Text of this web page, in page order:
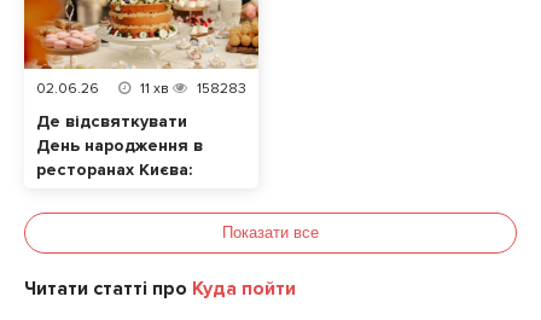
02.06.26 11 хв 158283
Де відсвяткувати
День народження в
ресторанах Києва:
Показати все
Читати статті про Куда пойти